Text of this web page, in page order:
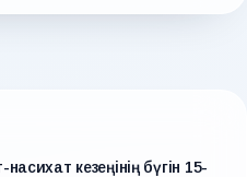
кезеңінің бүгін 15-